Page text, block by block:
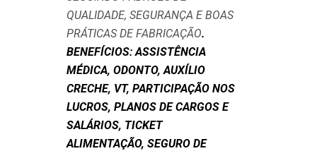
QUALIDADE, SEGURANÇA E BOAS
PRÁTICAS DE FABRICAÇÃO.
BENEFÍCIOS: ASSISTÊNCIA
MÉDICA, ODONTO, AUXÍLIO
CRECHE, VT, PARTICIPAÇÃO NOS
LUCROS, PLANOS DE CARGOS E
SALÁRIOS, TICKET
ALIMENTAÇÃO, SEGURO DE